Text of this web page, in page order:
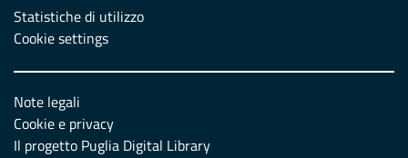
Statistiche di utilizzo
Cookie settings
Note legali
Cookie e privacy
Il progetto Puglia Digital Library